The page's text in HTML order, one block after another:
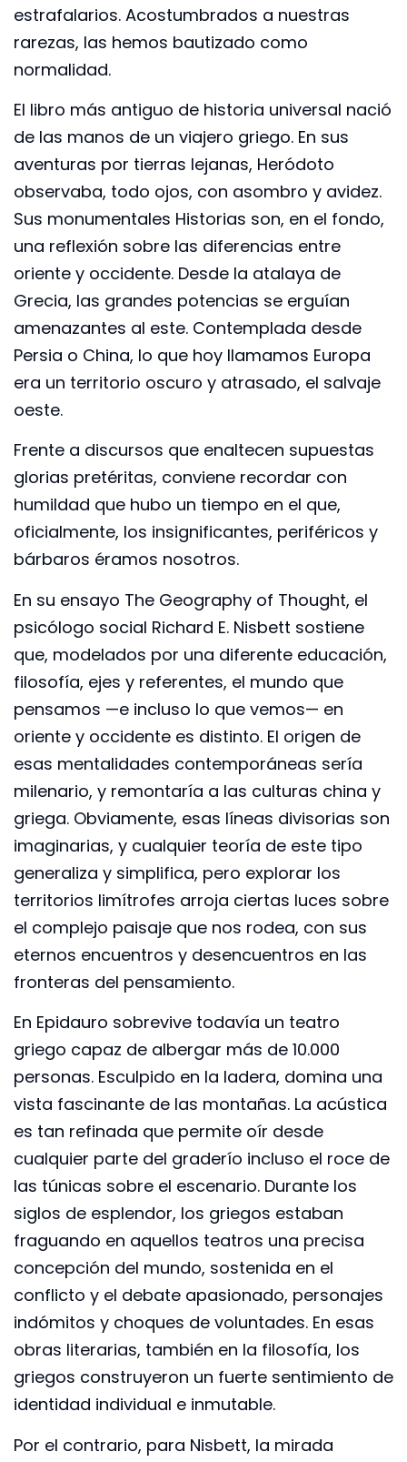
estrafalarios. Acostumbrados a nuestras
rarezas, las hemos bautizado como
normalidad.
El libro más antiguo de historia universal nació
de las manos de un viajero griego. En sus
aventuras por tierras lejanas, Heródoto
observaba, todo ojos, con asombro y avidez.
Sus monumentales Historias son, en el fondo,
una reflexión sobre las diferencias entre
oriente y occidente. Desde la atalaya de
Grecia, las grandes potencias se erguían
amenazantes al este. Contemplada desde
Persia o China, lo que hoy llamamos Europa
era un territorio oscuro y atrasado, el salvaje
oeste.
Frente a discursos que enaltecen supuestas
glorias pretéritas, conviene recordar con
humildad que hubo un tiempo en el que,
oficialmente, los insignificantes, periféricos y
bárbaros éramos nosotros.
En su ensayo The Geography of Thought, el
psicólogo social Richard E. Nisbett sostiene
que, modelados por una diferente educación,
filosofía, ejes y referentes, el mundo que
pensamos —e incluso lo que vemos— en
oriente y occidente es distinto. El origen de
esas mentalidades contemporáneas sería
milenario, y remontaría a las culturas china y
griega. Obviamente, esas líneas divisorias son
imaginarias, y cualquier teoría de este tipo
generaliza y simplifica, pero explorar los
territorios limítrofes arroja ciertas luces sobre
el complejo paisaje que nos rodea, con sus
eternos encuentros y desencuentros en las
fronteras del pensamiento.
En Epidauro sobrevive todavía un teatro
griego capaz de albergar más de 10.000
personas. Esculpido en la ladera, domina una
vista fascinante de las montañas. La acústica
es tan refinada que permite oír desde
cualquier parte del graderío incluso el roce de
las túnicas sobre el escenario. Durante los
siglos de esplendor, los griegos estaban
fraguando en aquellos teatros una precisa
concepción del mundo, sostenida en el
conflicto y el debate apasionado, personajes
indómitos y choques de voluntades. En esas
obras literarias, también en la filosofía, los
griegos construyeron un fuerte sentimiento de
identidad individual e inmutable.
Por el contrario, para Nisbett, la mirada